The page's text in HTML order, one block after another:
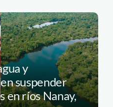
y
suspender
en ríos Nanay,